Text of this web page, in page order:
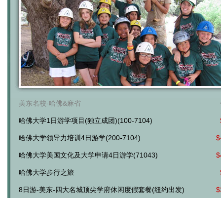
美东名校-哈佛&麻省
哈佛大学1日游学项目(独立成团)(100-7104)
哈佛大学领导力培训4日游学(200-7104)
哈佛大学美国文化及大学申请4日游学(71043)
哈佛大学步行之旅
8日游-美东-四大名城顶尖学府休闲度假套餐(纽约出发)